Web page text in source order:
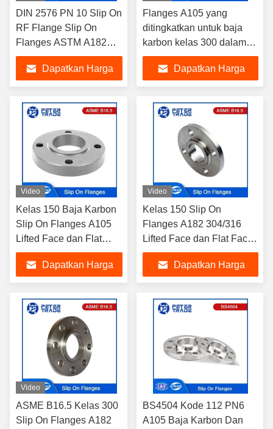
DIN 2576 PN 10 Slip On
RF Flange Slip On
Flanges ASTM A182
F304/F304L/F316/F316L/F304H
Untuk Sistem Pipa
Dapatkan Harga
Flanges A105 yang
ditingkatkan untuk baja
karbon kelas 300 dalam
aplikasi industri
Dapatkan Harga
Video
Kelas 150 Baja Karbon
Slip On Flanges A105
Lifted Face dan Flat
Face untuk 1/2''-24''
Sistem pipaDapatkan Harga
Video
Kelas 150 Slip On
Flanges A182 304/316
Lifted Face dan Flat Face
untuk sistem pipa
Dapatkan Harga
Video
ASME B16.5 Kelas 300
Slip On Flanges A182
BS4504 Kode 112 PN6
A105 Baja Karbon Dan